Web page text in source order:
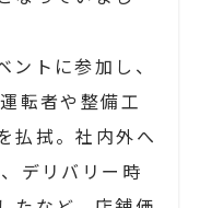
トに参加し、
転者や整備工
払拭。社内外へ
デリバリー時